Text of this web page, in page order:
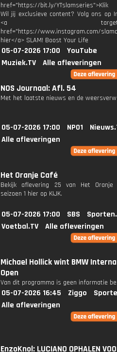
href="https://bit.ly/
Wil jij exclusieve content? Volg ons op
<a
href="https://www.instagram.com/
hier</a> SLAM! Boost Your Life
05-07-2026 17:00
YouTube
Muziek.TV
Alle afleveringen
NOS Journaal: Afl. 54
Met het laatste nieuws en de
05-07-2026 17:00 NPO1
Alle afleveringen
Het Oranje Café
Bekijk aflevering 25 van Het
seizoen 1 hier op KIJK.
05-07-2026 17:00 SBS
Voetbal.TV
Alle afleveringen
Michael Hollick wint BMW
Open
Van dit programma is geen informatie
05-07-2026 16:45 Ziggo
Alle afleveringen
EnzoKnol: LUCIANO OPHALEN